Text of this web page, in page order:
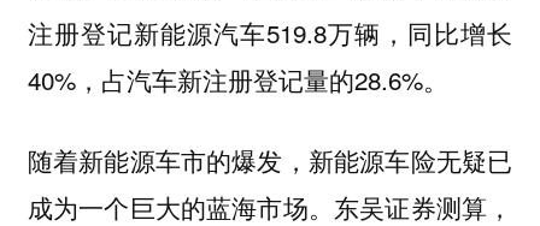
注册登记新能源汽车519.8万辆，同比增长
40%，占汽车新注册登记量的28.6%。
随着新能源车市的爆发，新能源车险无疑已
成为一个巨大的蓝海市场。东吴证券测算，